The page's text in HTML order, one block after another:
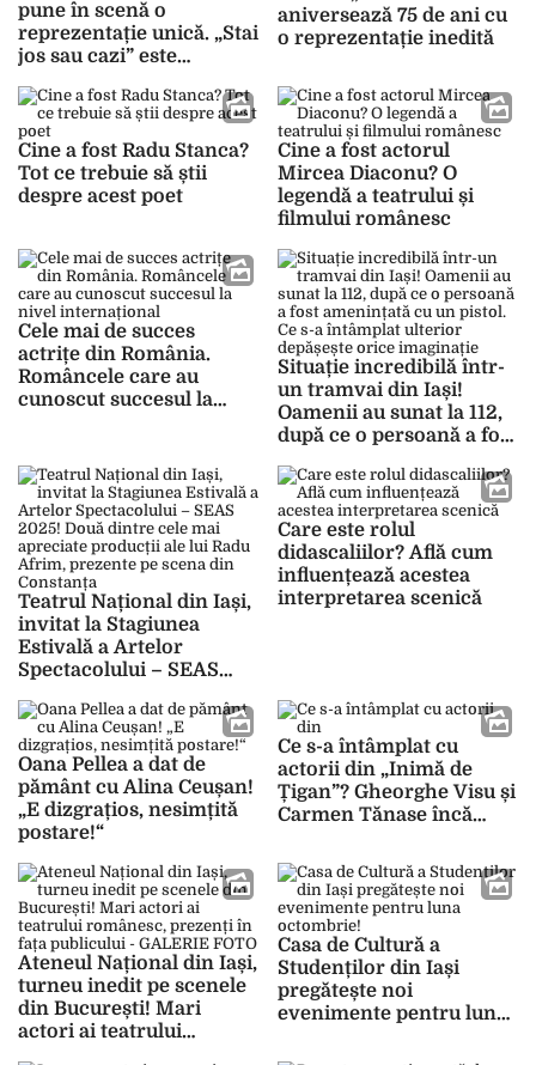
pune în scenă o
reprezentație unică. „Stai
jos sau cazi” este
medicină performativă
din România
aniversează 75 de ani cu
o reprezentație inedită
Cine a fost Radu Stanca?
Tot ce trebuie să știi
despre acest poet
Cine a fost actorul
Mircea Diaconu? O
legendă a teatrului și
filmului românesc
Cele mai de succes
actrițe din România.
Româncele care au
cunoscut succesul la
Situație incredibilă într-
un tramvai din Iași!
Oamenii au sunat la 112,
după ce o persoană a fost
Ce s-a întâmplat ulterior
depășește orice
imaginație
Teatrul Național din Iași,
invitat la Stagiunea
Estivală a Artelor
Spectacolului – SEAS
mai apreciate producții
ale lui Radu Afrim,
prezente pe scena din
Constanța
Care este rolul
didascaliilor? Află cum
influențează acestea
interpretarea scenică
Oana Pellea a dat de
pământ cu Alina Ceușan!
„E dizgrațios, nesimțită
postare!“
Ce s-a întâmplat cu
actorii din „Inimă de
Țigan”? Gheorghe Visu și
Carmen Tănase încă
piese de teatru sold-out
Ateneul Național din Iași,
turneu inedit pe scenele
din București! Mari
actori ai teatrului
Casa de Cultură a
Studenților din Iași
pregătește noi
evenimente pentru luna